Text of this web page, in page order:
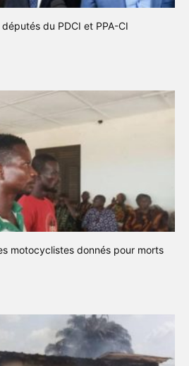
du PDCI et PPA-CI
motocyclistes donnés pour morts